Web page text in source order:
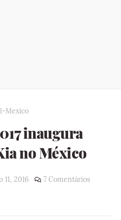
Mexico
inaugura
no México
11, 2016 7 Comentários